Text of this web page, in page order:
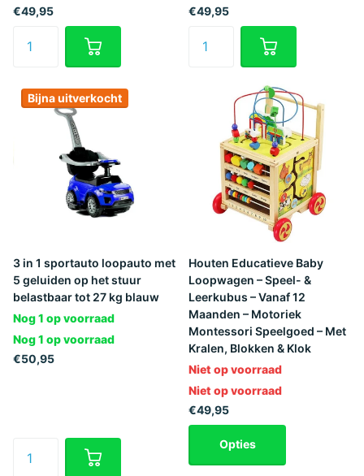
€49,95
€49,95
Bijna uitverkocht
3 in 1 sportauto loopauto met
5 geluiden op het stuur
belastbaar tot 27 kg blauw
Nog 1 op voorraad
Nog 1 op voorraad
€50,95
Houten Educatieve Baby
Loopwagen – Speel- &
Leerkubus – Vanaf 12
Maanden – Motoriek
Montessori Speelgoed – Met
Kralen, Blokken & Klok
Niet op voorraad
Niet op voorraad
€49,95
Opties